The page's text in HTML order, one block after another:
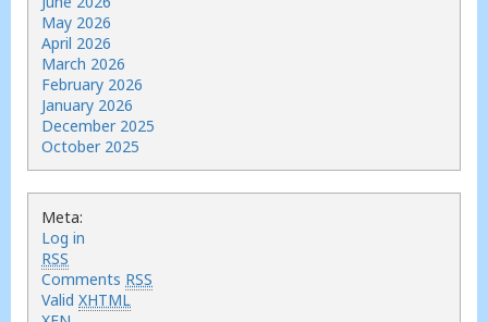
May 2026
April 2026
March 2026
February 2026
January 2026
December 2025
October 2025
Meta:
Log in
RSS
Comments RSS
Valid XHTML